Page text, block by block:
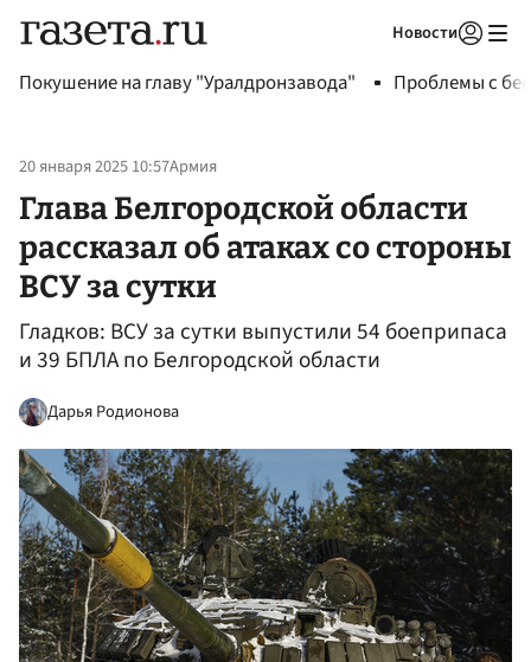
Новости
Покушение на главу "Уралдронзавода" Проблемы с
20 января 2025 10:57Армия
Глава Белгородской области
рассказал об атаках со стороны
ВСУ за сутки
Гладков: ВСУ за сутки выпустили 54 боеприпаса
и 39 БПЛА по Белгородской области
Дарья Родионова